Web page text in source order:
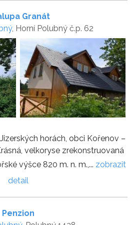
Granát
, Horní Polubný č.p. 62
horách, obci Kořenov –
velkoryse zrekonstruovaná
výšce 820 m. n. m.,... zobrazit
detail
Penzion